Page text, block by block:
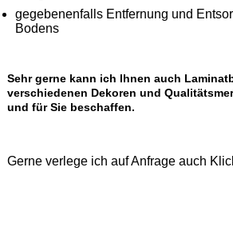
gegebenenfalls Entfernung und
Bodens
Sehr gerne kann ich Ihnen auch
verschiedenen Dekoren und
und für Sie beschaffen.
Gerne verlege ich auf Anfrage auch